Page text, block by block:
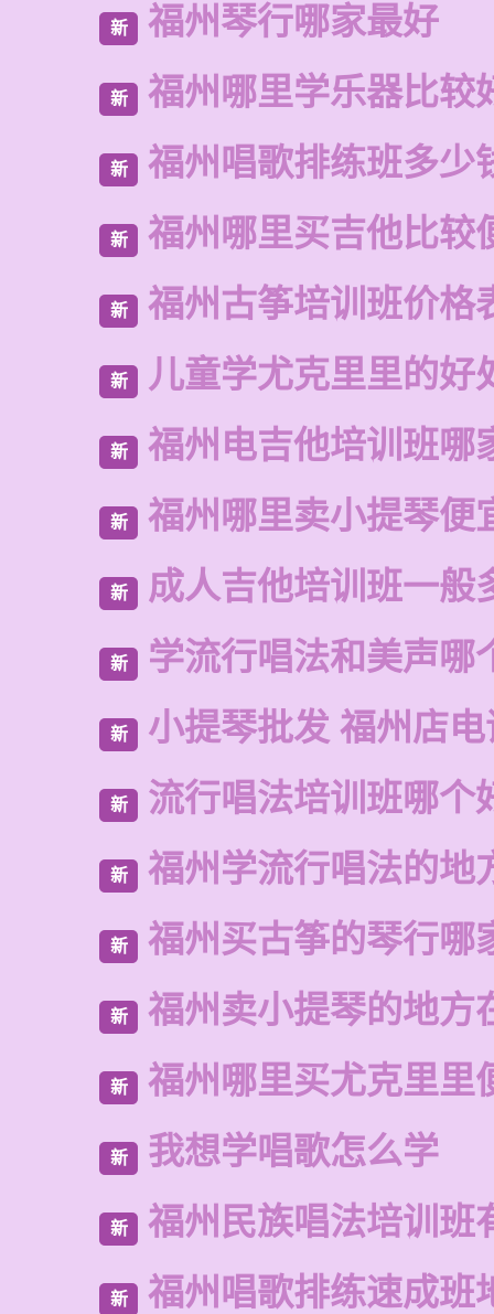
新 福州琴行哪家最好
新 福州哪里学乐器比较
新 福州唱歌排练班多少
新 福州哪里买吉他比较
新 福州古筝培训班价格
新 儿童学尤克里里的好
新 福州电吉他培训班哪
新 福州哪里卖小提琴便
新 成人吉他培训班一般
新 学流行唱法和美声哪
新 小提琴批发 福州店
新 流行唱法培训班哪个
新 福州学流行唱法的地
新 福州买古筝的琴行哪
新 福州卖小提琴的地方
新 福州哪里买尤克里里
新 我想学唱歌怎么学
新 福州民族唱法培训班
新 福州唱歌排练速成班